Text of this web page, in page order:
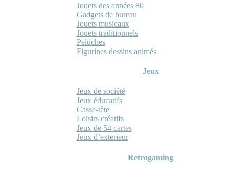
Jouets des années 80
Gadgets de bureau
Jouets musicaux
Jouets traditionnels
Peluches
Figurines dessins animés
Jeux
Jeux de société
Jeux éducatifs
Casse-tête
Loisirs créatifs
Jeux de 54 cartes
Jeux d’exterieur
Retrogaming